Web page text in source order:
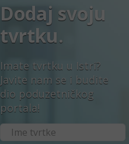
Dodaj svoju
tvrtku.
Imate tvrtku u Istri?
Javite nam se i budite
dio poduzetničkog
portala!